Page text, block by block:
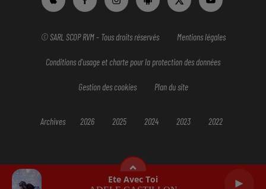
Ete Avec Toi
© SARL SCOP RVM - Tous droits réservés Mentions légales
Conditions d'usage et charte pour la protection des données
Gestion des cookies Plan du site
Archives 2026 2025 2024 2023 2022